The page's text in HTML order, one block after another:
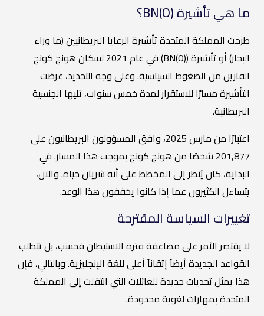
ما هي تأشيرة BN(O)؟
طرحت المملكة المتحدة تأشيرة الرعايا البريطانيين (ما وراء
البحار) أو تأشيرة (BN(O)) في عام 2021 لسكان هونج كونج
الفارين من الضغوط السياسية. وعلى وجه التحديد، عرضت
التأشيرة مسارًا للاستقرار لمدة خمس سنوات، تليها الجنسية
البريطانية.
اعتبارًا من مارس 2025، وافق المسؤولون البريطانيون على
201,877 شخصًا من هونج كونج بموجب هذا المسار. في
البداية، كان يُنظر إلى المخطط على أنه شريان حياة. والآن،
يتساءل الكثيرون عما إذا كانوا يخففون هذا الوعد.
تغييرات السياسة المقترحة
لا يقتصر الأمر على مضاعفة فترة الاستيطان فحسب، بل تتطلب
القواعد الجديدة أيضاً إتقاناً أعلى للغة الإنجليزية. وبالتالي، فإن
هذا يمثل تحديات جديدة للعائلات التي انتقلت إلى المملكة
المتحدة بمهارات لغوية محدودة.